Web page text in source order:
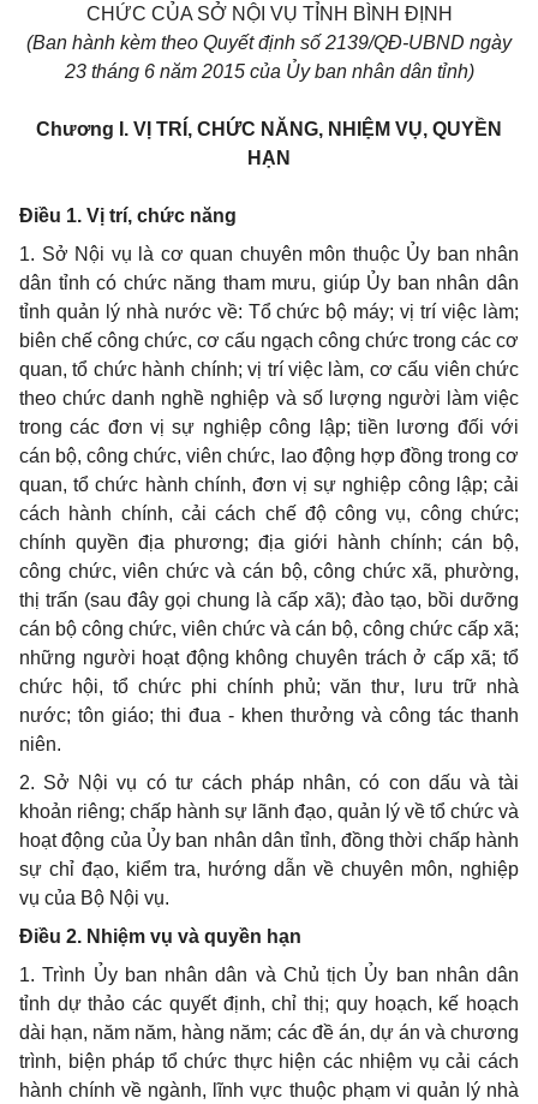
CHỨC CỦA SỞ NỘI VỤ TỈNH BÌNH ĐỊNH
(Ban hành kèm theo Quyết định số 2139/QĐ-UBND ngày
23 tháng 6 năm 2015 của Ủy ban nhân dân tỉnh)
Chương I. VỊ TRÍ, CHỨC NĂNG, NHIỆM VỤ, QUYỀN
HẠN
Điều 1. Vị trí, chức năng
1. Sở Nội vụ là cơ quan chuyên môn thuộc Ủy ban nhân
dân tỉnh có chức năng tham mưu, giúp Ủy ban nhân dân
tỉnh quản lý nhà nước về: Tổchức bộ máy; vị trí việc làm;
biên chế công chức, cơ cấu ngạch công chức trong các cơ
quan, tổ chức hành chính; vị trí việc làm, cơ cấu viên chức
theo chức danh nghề nghiệp và số lượng người làm việc
trong các đơn vị sự nghiệp công lập; tiền lương đối với
cán bộ, công chức, viên chức, lao động hợp đồng trong cơ
quan, tổ chức hành chính, đơn vị sự nghiệp công lập; cải
cách hành chính, cải cách chế độ côngvụ, công chức;
chính quyền địa phương; địa giới hành chính; cán bộ,
công chức, viên chức và cán bộ, công chức xã, phường,
thị trấn (sau đây gọi chung là cấp xã); đào tạo, bồi dưỡng
cán bộ công chức, viên chức và cán bộ, công chức cấp xã;
những người hoạt động không chuyên trách ở cấp xã; tổ
chức hội, tổ chức phi chính phủ; văn thư, lưu trữ nhà
nước; tôn giáo; thi đua - khen thưởng và công tác thanh
niên.
2. Sở Nội vụ có tư cách pháp nhân, có con dấu và tài
khoản riêng; chấp hành sự lãnh đạo, quản lý về tổ chức và
hoạt động của Ủy ban nhân dân tỉnh, đồng thời chấp hành
sự chỉ đạo, kiểm tra, hướng dẫn về chuyên môn, nghiệp
vụ của Bộ Nội vụ.
Điều 2. Nhiệm vụ và quyền hạn
1.Trình Ủy ban nhân dân và Chủ tịch Ủy ban nhân dân
tỉnh dự thảo các quyết định, chỉ thị; quy hoạch, kế hoạch
dài hạn, năm năm, hàng năm; các đề án, dự án và chương
trình, biện pháp tổ chức thực hiện các nhiệm vụ cải cách
hành chính về ngành, lĩnh vực thuộc phạm vi quản lý nhà